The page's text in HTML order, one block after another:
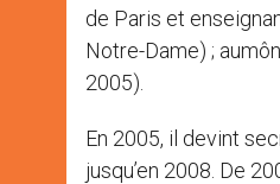
de Paris et
Notre-Dame) ;
2005).
En 2005, il devint
jusqu’en 2008. De